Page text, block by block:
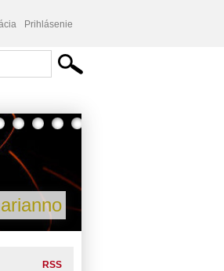
Prihlásenie
RSS